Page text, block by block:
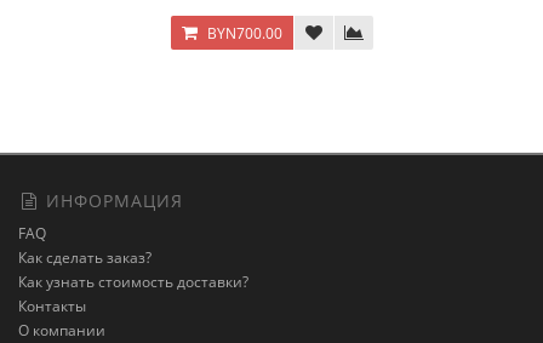
BYN700.00
ИНФОРМАЦИЯ
FAQ
Как сделать заказ?
Как узнать стоимость доставки?
Контакты
О компании